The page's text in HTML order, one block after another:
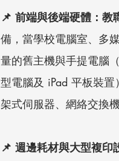
📌 前端與後端硬體：教
備，當學校電腦室、多
量的舊主機與手提電腦
型電腦及 iPad 平板裝
架式伺服器、網絡交換
📌 週邊耗材與大型複印